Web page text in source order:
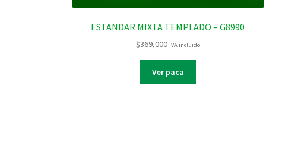
ESTANDAR MIXTA TEMPLADO – G8990
$369,000 IVA incluido
Ver paca